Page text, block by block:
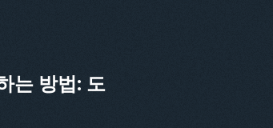
는 방법: 도